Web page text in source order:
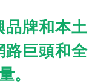
品牌和本土
路巨頭和全
。